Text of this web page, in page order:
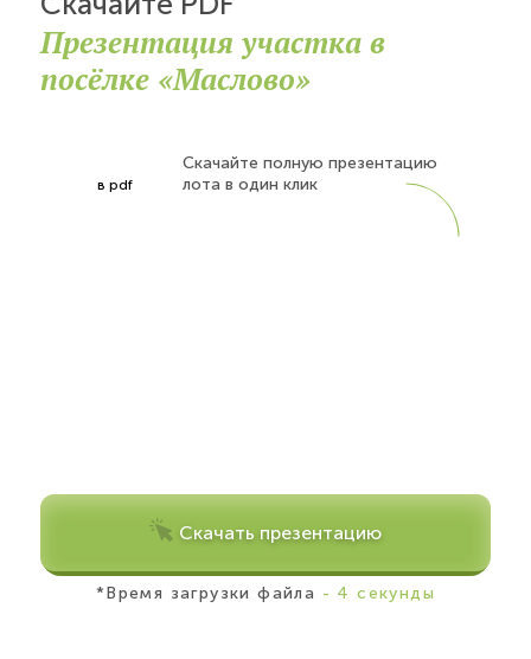
Презентация участка в
посёлке «Маслово»
в pdf
Скачайте полную презентацию
лота в один клик
Скачать презентацию
*Время загрузки файла - 4 секунды